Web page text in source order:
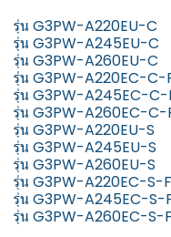
รุ่น G3PW-A220EU-C
รุ่น G3PW-A245EU-C
รุ่น G3PW-A260EU-C
รุ่น G3PW-A220EC-C-
รุ่น G3PW-A245EC-C-
รุ่น G3PW-A260EC-C-
รุ่น G3PW-A220EU-S
รุ่น G3PW-A245EU-S
รุ่น G3PW-A260EU-S
รุ่น G3PW-A220EC-S-
รุ่น G3PW-A245EC-S-
รุ่น G3PW-A260EC-S-